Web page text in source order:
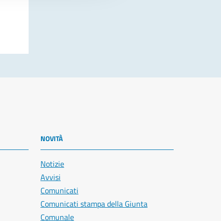
NOVITÀ
Notizie
Avvisi
Comunicati
Comunicati stampa della Giunta
Comunale